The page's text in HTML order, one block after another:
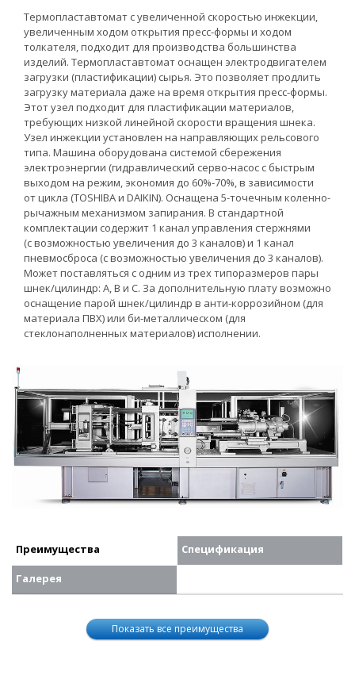
Термопластавтомат c увеличенной скоростью инжекции,
увеличенным ходом открытия пресс-формы и ходом
толкателя, подходит для производства большинства
изделий. Термопластавтомат оснащен электродвигателем
загрузки (пластификации) сырья. Это позволяет продлить
загрузку материала даже на время открытия пресс-формы.
Этот узел подходит для пластификации материалов,
требующих низкой линейной скорости вращения шнека.
Узел инжекции установлен на направляющих рельсового
типа. Машина оборудована системой сбережения
электроэнергии (гидравлический серво-насос с быстрым
выходом на режим, экономия до 60%-70%, в зависимости
от цикла (TOSHIBA и DAIKIN). Оснащена 5-точечным коленно-
рычажным механизмом запирания. В стандартной
комплектации содержит 1 канал управления стержнями
(с возможностью увеличения до 3 каналов) и 1 канал
пневмосброса (с возможностью увеличения до 3 каналов).
Может поставляться с одним из трех типоразмеров пары
шнек/цилиндр: А, В и С. За дополнительную плату возможно
оснащение парой шнек/цилиндр в анти-коррозийном (для
материала ПВХ) или би-металлическом (для
стеклонаполненных материалов) исполнении.
Преимущества Спецификация
Галерея
Показать все преимущества